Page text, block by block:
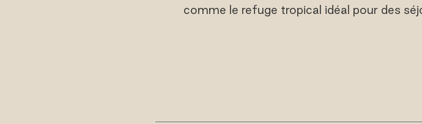
comme le refuge tropical idéal pour des